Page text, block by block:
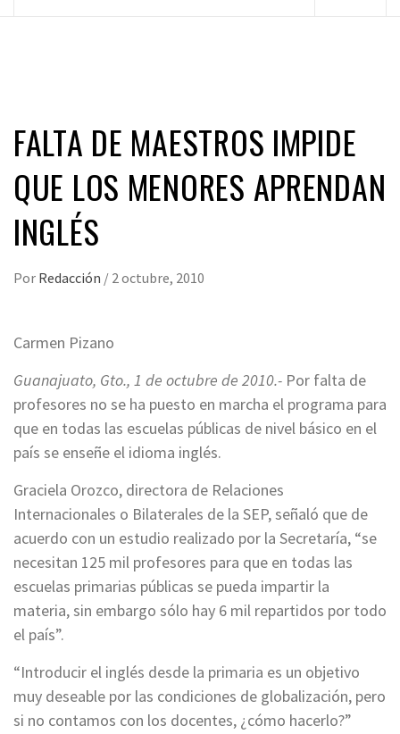
FALTA DE MAESTROS IMPIDE
QUE LOS MENORES APRENDAN
INGLÉS
Por Redacción / 2 octubre, 2010
Carmen Pizano
Guanajuato, Gto., 1 de octubre de 2010.- Por falta de
profesores no se ha puesto en marcha el programa para
que en todas las escuelas públicas de nivel básico en el
país se enseñe el idioma inglés.
Graciela Orozco, directora de Relaciones
Internacionales o Bilaterales de la SEP, señaló que de
acuerdo con un estudio realizado por la Secretaría, “se
necesitan 125 mil profesores para que en todas las
escuelas primarias públicas se pueda impartir la
materia, sin embargo sólo hay 6 mil repartidos por todo
el país”.
“Introducir el inglés desde la primaria es un objetivo
muy deseable por las condiciones de globalización, pero
si no contamos con los docentes, ¿cómo hacerlo?”